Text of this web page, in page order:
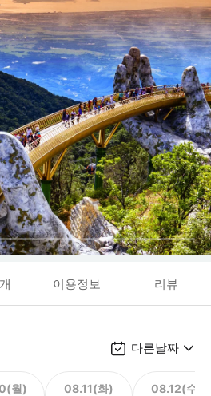
이용정보 리뷰
다른날짜
월) 08.11(화) 08.12(수)